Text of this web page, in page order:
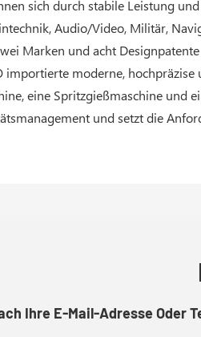
sich durch stabile Leistung
Audio/Video, Militär,
Marken und acht
importierte moderne,
eine Spritzgießmaschine und
und setzt die
Ihre E-Mail-Adresse Oder